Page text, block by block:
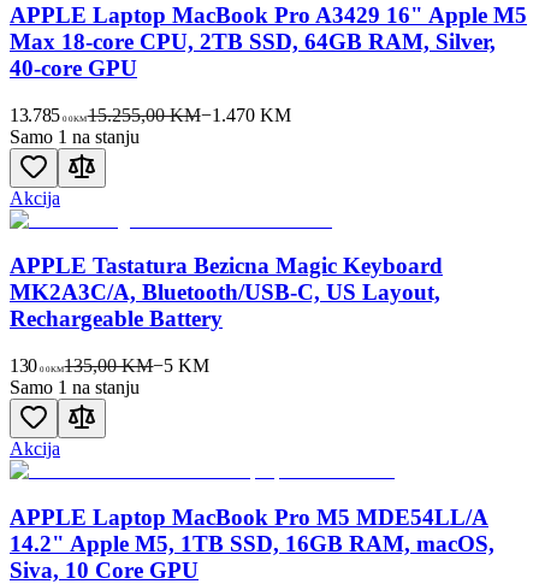
APPLE Laptop MacBook Pro A3429 16" Apple M5
Max 18-core CPU, 2TB SSD, 64GB RAM, Silver,
40-core GPU
13.785 00KM15.255,00 KM−1.470KM
Samo 1 na stanju
Akcija
APPLE Tastatura Bezicna Magic Keyboard
MK2A3C/A, Bluetooth/USB-C, US Layout,
Rechargeable Battery
130 00KM135,00 KM−5 KM
Samo 1 na stanju
Akcija
APPLE Laptop MacBook Pro M5 MDE54LL/A
14.2" Apple M5, 1TB SSD, 16GB RAM, macOS,
Siva, 10 Core GPU